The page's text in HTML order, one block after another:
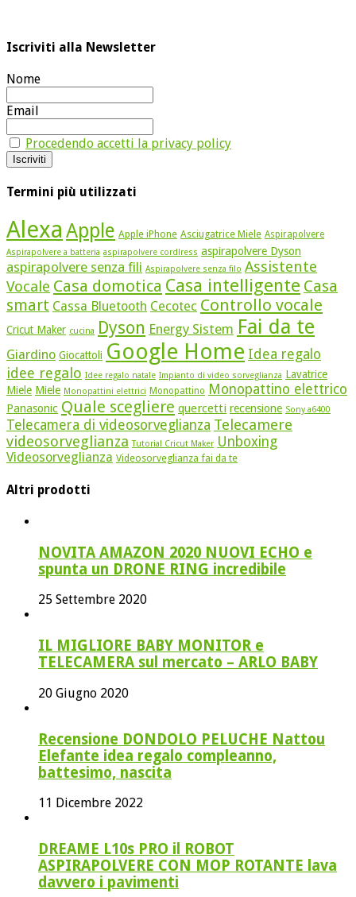
Iscriviti alla Newsletter
Nome
Email
Procedendo accetti la privacy policy
Termini più utilizzati
Alexa Apple Apple iPhone Asciugatrice Miele Aspirapolvere
Aspirapolvere a batteria aspirapolvere cordlress aspirapolvere Dyson
aspirapolvere senza fili Aspirapolvere senza filo Assistente
Vocale Casa domotica Casa intelligente Casa
smart Cassa Bluetooth Cecotec Controllo vocale
Cricut Maker cucina Dyson Energy Sistem Fai da te
Giardino Giocattoli Google Home Idea regalo
idee regalo Idee regalo natale Impianto di video sorveglianza Lavatrice
Miele Miele Monopattini elettrici Monopattino Monopattino elettrico
Panasonic Quale scegliere quercetti recensione Sony a6400
Telecamera di videosorveglianza Telecamere
videosorveglianza Tutorial Cricut Maker Unboxing
Videosorveglianza Videosorveglianza fai da te
Altri prodotti
NOVITA AMAZON 2020 NUOVI ECHO e
spunta un DRONE RING incredibile
25 Settembre 2020
IL MIGLIORE BABY MONITOR e
TELECAMERA sul mercato – ARLO BABY
20 Giugno 2020
Recensione DONDOLO PELUCHE Nattou
Elefante idea regalo compleanno,
battesimo, nascita
11 Dicembre 2022
DREAME L10s PRO il ROBOT
ASPIRAPOLVERE CON MOP ROTANTE lava
davvero i pavimenti